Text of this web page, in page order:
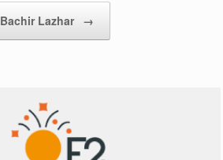
Bachir Lazhar →